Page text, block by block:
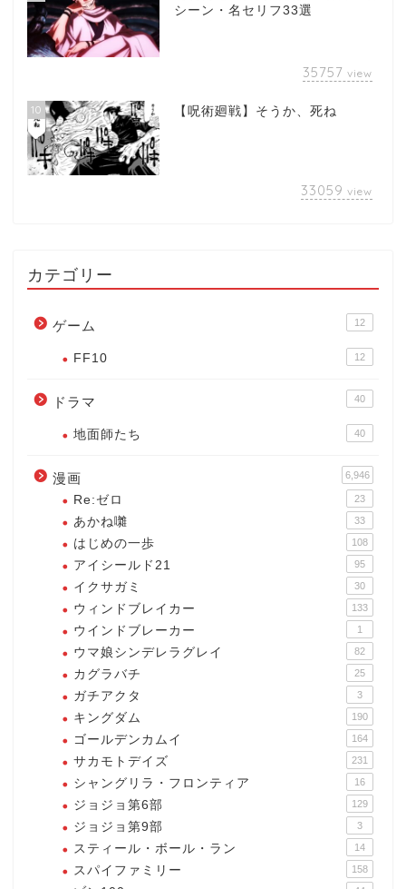
シーン・名セリフ33選
35757 view
10 【呪術廻戦】そうか、死ね
33059 view
カテゴリー
ゲーム 12
FF10 12
ドラマ 40
地面師たち 40
漫画 6,946
Re:ゼロ 23
あかね囃 33
はじめの一歩 108
アイシールド21 95
イクサガミ 30
ウィンドブレイカー 133
ウインドブレーカー 1
ウマ娘シンデレラグレイ 82
カグラバチ 25
ガチアクタ 3
キングダム 190
ゴールデンカムイ 164
サカモトデイズ 231
シャングリラ・フロンティア 16
ジョジョ第6部 129
ジョジョ第9部 3
スティール・ボール・ラン 14
スパイファミリー 158